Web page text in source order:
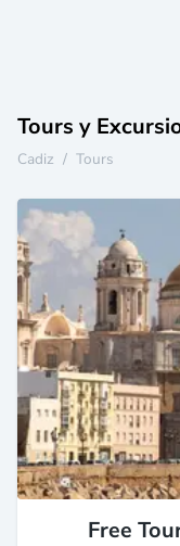
Tours y
Cadiz / Tours
Free